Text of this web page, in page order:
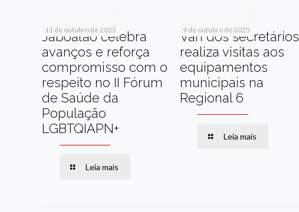
11 de outubro de 2025
Jaboatão celebra
avanços e reforça
compromisso com o
respeito no II Fórum
de Saúde da
População
LGBTQIAPN+
Leia mais
9 de outubro de 2025
Van dos secretários
realiza visitas aos
equipamentos
municipais na
Regional 6
Leia mais